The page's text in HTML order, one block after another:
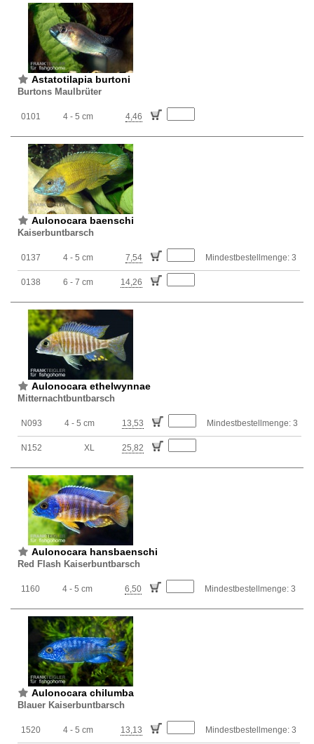
Astatotilapia burtoni
Burtons Maulbrüter
0101 4 - 5 cm 4,46
Aulonocara baenschi
Kaiserbuntbarsch
0137 4 - 5 cm 7,54 Mindestbestellmenge: 3
0138 6 - 7 cm 14,26
Aulonocara ethelwynnae
Mitternachtbuntbarsch
N093 4 - 5 cm 13,53 Mindestbestellmenge: 3
N152 XL 25,82
Aulonocara hansbaenschi
Red Flash Kaiserbuntbarsch
1160 4 - 5 cm 6,50 Mindestbestellmenge: 3
Aulonocara chilumba
Blauer Kaiserbuntbarsch
1520 4 - 5 cm 13,13 Mindestbestellmenge: 3